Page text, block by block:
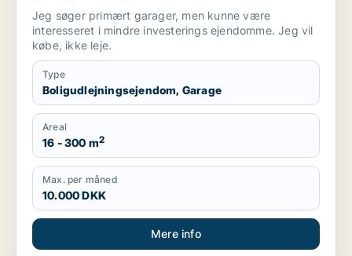
Jeg søger primært garager, men kunne være
interesseret i mindre investerings ejendomme. Jeg vil
købe, ikke leje.
Type
Boligudlejningsejendom, Garage
Areal
16 - 300 m2
Max. per måned
10.000 DKK
Mere info